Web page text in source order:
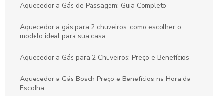
Aquecedor a Gás de Passagem: Guia Completo
Aquecedor a gás para 2 chuveiros: como escolher o
modelo ideal para sua casa
Aquecedor a Gás para 2 Chuveiros: Preço e Benefícios
Aquecedor a Gás Bosch Preço e Benefícios na Hora da
Escolha